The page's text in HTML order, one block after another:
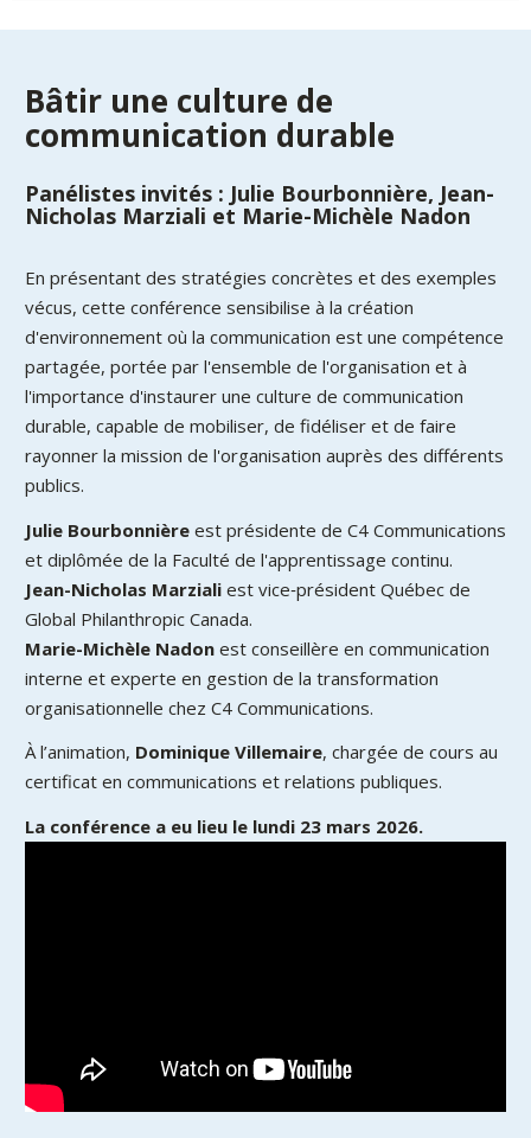
Bâtir une culture de
communication durable
Panélistes invités : Julie Bourbonnière, Jean-
Nicholas Marziali et Marie-Michèle Nadon
En présentant des stratégies concrètes et des exemples
vécus, cette conférence sensibilise à la création
d'environnement où la communication est une compétence
partagée, portée par l'ensemble de l'organisation et à
l'importance d'instaurer une culture de communication
durable, capable de mobiliser, de fidéliser et de faire
rayonner la mission de l'organisation auprès des différents
publics.
Julie Bourbonnière est présidente de C4 Communications
et diplômée de la Faculté de l'apprentissage continu.
Jean-Nicholas Marziali est vice‑président Québec de
Global Philanthropic Canada.
Marie-Michèle Nadon est conseillère en communication
interne et experte en gestion de la transformation
organisationnelle chez C4 Communications.
À l’animation, Dominique Villemaire, chargée de cours au
certificat en communications et relations publiques.
La conférence a eu lieu le lundi 23 mars 2026.